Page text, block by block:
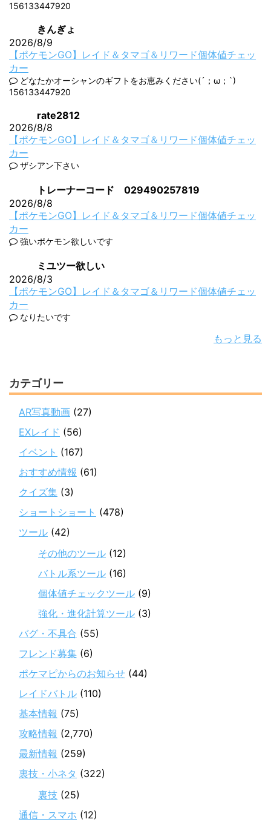
156133447920
きんぎょ
2026/8/9
【ポケモンGO】レイド＆タマゴ＆リワード個体値チェッ
カー
どなたかオーシャンのギフトをお恵みください(´；ω；`)
156133447920
rate2812
2026/8/8
【ポケモンGO】レイド＆タマゴ＆リワード個体値チェッ
カー
ザシアン下さい
トレーナーコード 029490257819
2026/8/8
【ポケモンGO】レイド＆タマゴ＆リワード個体値チェッ
カー
強いポケモン欲しいです
ミユツー欲しい
2026/8/3
【ポケモンGO】レイド＆タマゴ＆リワード個体値チェッ
カー
なりたいです
もっと見る
カテゴリー
AR写真動画 (27)
EXレイド (56)
イベント (167)
おすすめ情報 (61)
クイズ集 (3)
ショートショート (478)
ツール (42)
その他のツール (12)
バトル系ツール (16)
個体値チェックツール (9)
強化・進化計算ツール (3)
バグ・不具合 (55)
フレンド募集 (6)
ポケマピからのお知らせ (44)
レイドバトル (110)
基本情報 (75)
攻略情報 (2,770)
最新情報 (259)
裏技・小ネタ (322)
裏技 (25)
通信・スマホ (12)